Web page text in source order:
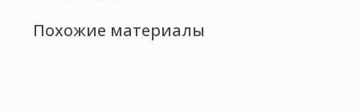
Похожие материалы